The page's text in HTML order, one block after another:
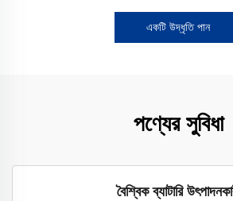
একটি উদ্ধৃতি পান
পণ্যের সুবিধা
বৈশ্বিক ব্যাটারি